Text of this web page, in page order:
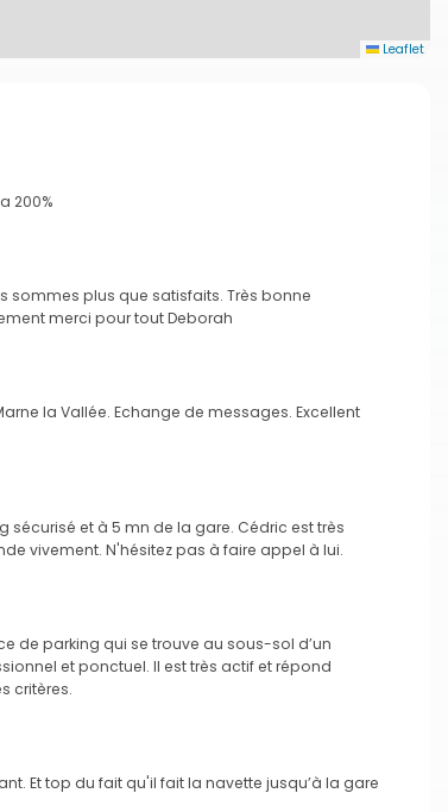
Leaflet
200%
sommes plus que satisfaits. Très bonne
merci pour tout Deborah
la Vallée. Echange de messages. Excellent
sécurisé et à 5 mn de la gare. Cédric est très
vivement. N'hésitez pas à faire appel à lui.
de parking qui se trouve au sous-sol d’un
et ponctuel. Il est très actif et répond
critères.
Et top du fait qu'il fait la navette jusqu’à la gare